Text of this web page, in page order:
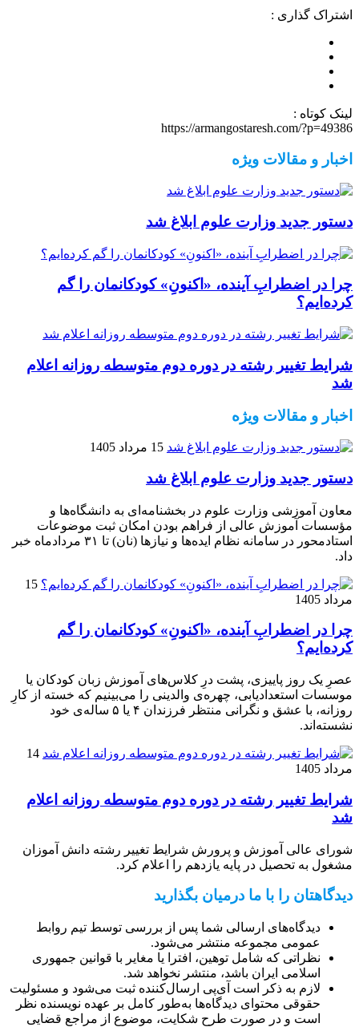
اشتراک گذاری :
لینک کوتاه :
https://armangostaresh.com/?p=49386
اخبار و مقالات ویژه
دستور جدید وزارت علوم ابلاغ شد
چرا در اضطرابِ آینده، «اکنونِ» کودکانمان را گم
کرده‌ایم؟
شرایط تغییر رشته در دوره دوم متوسطه روزانه اعلام
شد
اخبار و مقالات ویژه
15 مرداد 1405
دستور جدید وزارت علوم ابلاغ شد
معاون آموزشی وزارت علوم در بخشنامه‌ای به دانشگاه‌ها و
مؤسسات آموزش عالی از فراهم بودن امکان ثبت موضوعات
استادمحور در سامانه نظام ایده‌ها و نیازها (نان) تا ۳۱ مردادماه خبر
داد.
15
مرداد 1405
چرا در اضطرابِ آینده، «اکنونِ» کودکانمان را گم
کرده‌ایم؟
عصرِ یک روز پاییزی، پشت درِ کلاس‌های آموزش زبان کودکان یا
موسسات استعدادیابی، چهره‌ی والدینی را می‌بینیم که خسته از کارِ
روزانه، با عشق و نگرانی منتظر فرزندان ۴ یا ۵ ساله‌ی خود
نشسته‌اند.
14
مرداد 1405
شرایط تغییر رشته در دوره دوم متوسطه روزانه اعلام
شد
شورای عالی آموزش و پرورش شرایط تغییر رشته دانش آموزان
مشغول به تحصیل در پایه یازدهم را اعلام کرد.
دیدگاهتان را با ما درمیان بگذارید
دیدگاه‌های ارسالی شما پس از بررسی توسط تیم روابط
عمومی مجموعه منتشر می‌شود.
نظراتی که شامل توهین، افترا یا مغایر با قوانین جمهوری
اسلامی ایران باشد، منتشر نخواهد شد.
لازم به ذکر است آی‌پی ارسال‌کننده ثبت می‌شود و مسئولیت
حقوقی محتوای دیدگاه‌ها به‌طور کامل بر عهده نویسنده نظر
است و در صورت طرح شکایت، موضوع از مراجع قضایی